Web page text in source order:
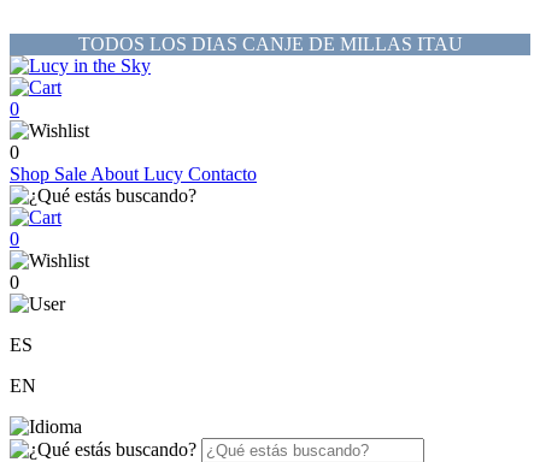
TODOS LOS DIAS CANJE DE MILLAS ITAU
0
0
Shop Sale About Lucy Contacto
0
0
ES
EN